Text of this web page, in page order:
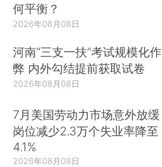
何平衡？
2026年08月08日
河南“三支一扶”考试规模化作
弊 内外勾结提前获取试卷
2026年08月08日
7月美国劳动力市场意外放缓
岗位减少2.3万个失业率降至
4.1%
2026年08月08日